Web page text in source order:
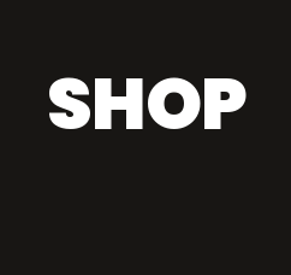
SHOP